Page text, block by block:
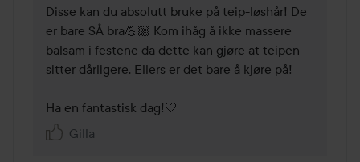
Disse kan du absolutt bruke på teip-løshår! De
er bare SÅ bra💪🏼 Kom ihåg å ikke massere
balsam i festene da dette kan gjøre at teipen
sitter dårligere. Ellers er det bare å kjøre på!
Ha en fantastisk dag!🤍
Gilla